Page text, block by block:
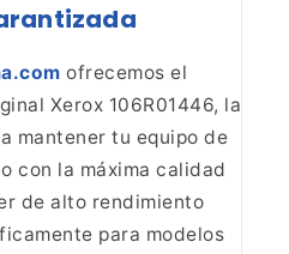
ofrecemos el
Xerox 106R01446, la
mantener tu equipo de
con la máxima calidad
de alto rendimiento
para modelos